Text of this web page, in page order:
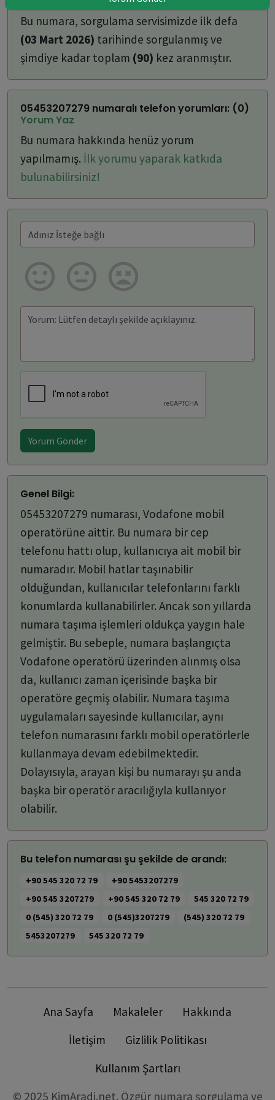
Bu numara, sorgulama servisimizde ilk defa
(03 Mart 2026) tarihinde sorgulanmış ve
şimdiye kadar toplam (90) kez aranmıştır.
05453207279 numaralı telefon yorumları: (0)
Yorum Yaz
Bu numara hakkında henüz yorum
yapılmamış. İlk yorumu yaparak katkıda
bulunabilirsiniz!
Yorum Gönder
Genel Bilgi:
05453207279 numarası, Vodafone mobil
operatörüne aittir. Bu numara bir cep
telefonu hattı olup, kullanıcıya ait mobil bir
numaradır. Mobil hatlar taşınabilir
olduğundan, kullanıcılar telefonlarını farklı
konumlarda kullanabilirler. Ancak son yıllarda
numara taşıma işlemleri oldukça yaygın hale
gelmiştir. Bu sebeple, numara başlangıçta
Vodafone operatörü üzerinden alınmış olsa
da, kullanıcı zaman içerisinde başka bir
operatöre geçmiş olabilir. Numara taşıma
uygulamaları sayesinde kullanıcılar, aynı
telefon numarasını farklı mobil operatörlerle
kullanmaya devam edebilmektedir.
Dolayısıyla, arayan kişi bu numarayı şu anda
başka bir operatör aracılığıyla kullanıyor
olabilir.
Bu telefon numarası şu şekilde de arandı:
+90 545 320 72 79
+90 5453207279
+90 545 3207279
+90 545 320 72 79
545 320 72 79
0 (545) 320 72 79
0 (545)3207279
(545) 320 72 79
5453207279
545 320 72 79
Ana Sayfa Makaleler
Hakkında
İletişim
Gizlilik Politikası
Kullanım Şartları
© 2025 KimAradi.net. Özgür numara sorgulama ve